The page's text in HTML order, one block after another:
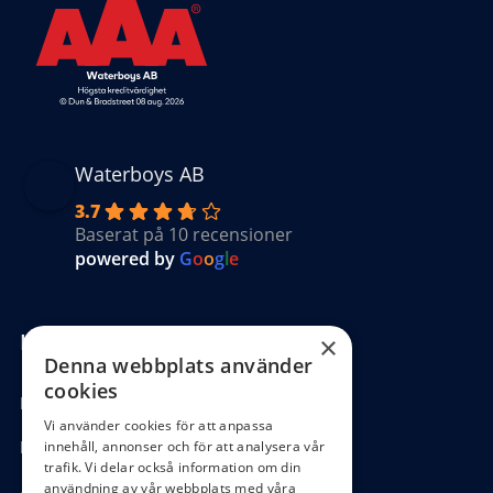
Waterboys AB
3.7
Baserat på 10 recensioner
powered by Google
Kundinformation
Köpvillkor
Hantering GDPR
×
Denna webbplats använder
cookies
Vi använder cookies för att anpassa
innehåll, annonser och för att analysera vår
trafik. Vi delar också information om din
användning av vår webbplats med våra